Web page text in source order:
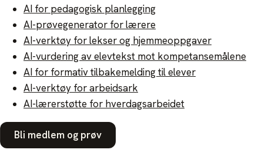
AI for pedagogisk planlegging
AI-prøvegenerator for lærere
AI-verktøy for lekser og hjemmeoppgaver
AI-vurdering av elevtekst mot kompetansemålene
AI for formativ tilbakemelding til elever
AI-verktøy for arbeidsark
AI-lærerstøtte for hverdagsarbeidet
Bli medlem og prøv